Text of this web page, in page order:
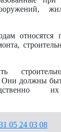
относятся
Они должны
их